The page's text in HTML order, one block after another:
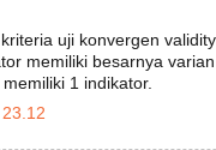
uji konvergen
memiliki besarnya
1 indikator.